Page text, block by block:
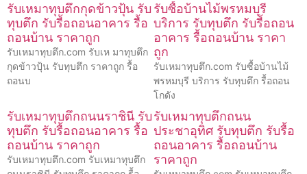
รับเหมาทุบตึกกุดข้าวปุ้น รับ
ทุบตึก รับรื้อถอนอาคาร รื้อ
ถอนบ้าน ราคาถูก
รับเหมาทุบตึก.com รับเห มาทุบตึก
กุดข้าวปุ้น รับทุบตึก ราคาถูก รื้อ
ถอนบ
รับซื้อบ้านไม้พรหมบุรี
บริการ รับทุบตึก รับรื้อถอน
อาคาร รื้อถอนบ้าน ราคา
ถูก
รับเหมาทุบตึก.com รับซื้อบ้านไม้
พรหมบุรี บริการ รับทุบตึก รื้อถอน
โกดัง
รับเหมาทุบตึกถนนราชินี รับ
ทุบตึก รับรื้อถอนอาคาร รื้อ
ถอนบ้าน ราคาถูก
รับเหมาทุบตึก.com รับเหมาทุบตึก
รับเหมาทุบตึกถนน
ประชาอุทิศ รับทุบตึก รับรื้อ
ถอนอาคาร รื้อถอนบ้าน
ราคาถูก